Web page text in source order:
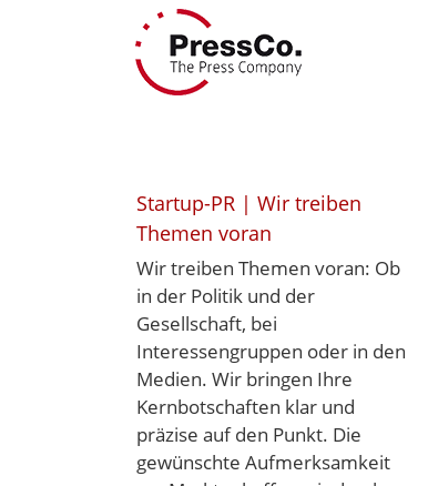
Startup-PR | Wir treiben
Themen voran
Wir treiben Themen voran: Ob
in der Politik und der
Gesellschaft, bei
Interessengruppen oder in den
Medien. Wir bringen Ihre
Kernbotschaften klar und
präzise auf den Punkt. Die
gewünschte Aufmerksamkeit